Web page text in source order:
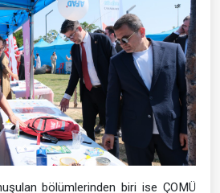
bölümlerinden biri ise ÇOMÜ